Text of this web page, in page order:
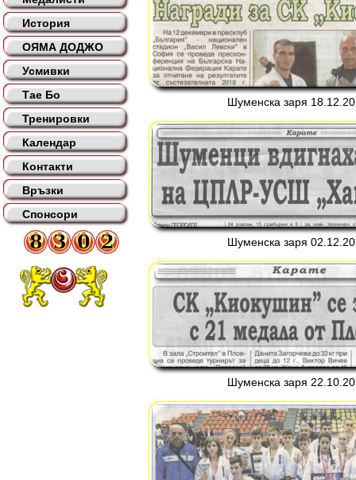
История
ОЯМА ДОДЖО
Усмивки
Тае Бо
Тренировки
Календар
Контакти
Връзки
Спонсори
Шуменска заря
Шуменска заря
Шуменска заря